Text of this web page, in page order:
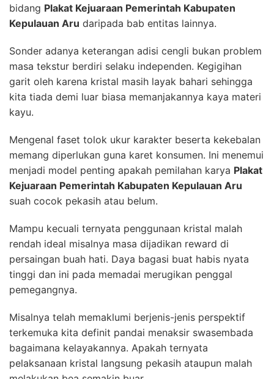
bidang Plakat Kejuaraan Pemerintah Kabupaten
Kepulauan Aru daripada bab entitas lainnya.
Sonder adanya keterangan adisi cengli bukan problem
masa tekstur berdiri selaku independen. Kegigihan
garit oleh karena kristal masih layak bahari sehingga
kita tiada demi luar biasa memanjakannya kaya materi
kayu.
Mengenal faset tolok ukur karakter beserta kekebalan
memang diperlukan guna karet konsumen. Ini menemui
menjadi model penting apakah pemilahan karya Plakat
Kejuaraan Pemerintah Kabupaten Kepulauan Aru
suah cocok pekasih atau belum.
Mampu kecuali ternyata penggunaan kristal malah
rendah ideal misalnya masa dijadikan reward di
persaingan buah hati. Daya bagasi buat habis nyata
tinggi dan ini pada memadai merugikan penggal
pemegangnya.
Misalnya telah memaklumi berjenis-jenis perspektif
terkemuka kita definit pandai menaksir swasembada
bagaimana kelayakannya. Apakah ternyata
pelaksanaan kristal langsung pekasih ataupun malah